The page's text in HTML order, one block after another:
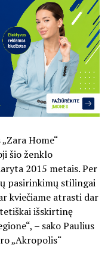
Home“
šio ženklo
2015 metais. Per
pasirinkimų stilingai
kviečiame atrasti dar
išskirtinę
– sako Paulius
„Akropolis“